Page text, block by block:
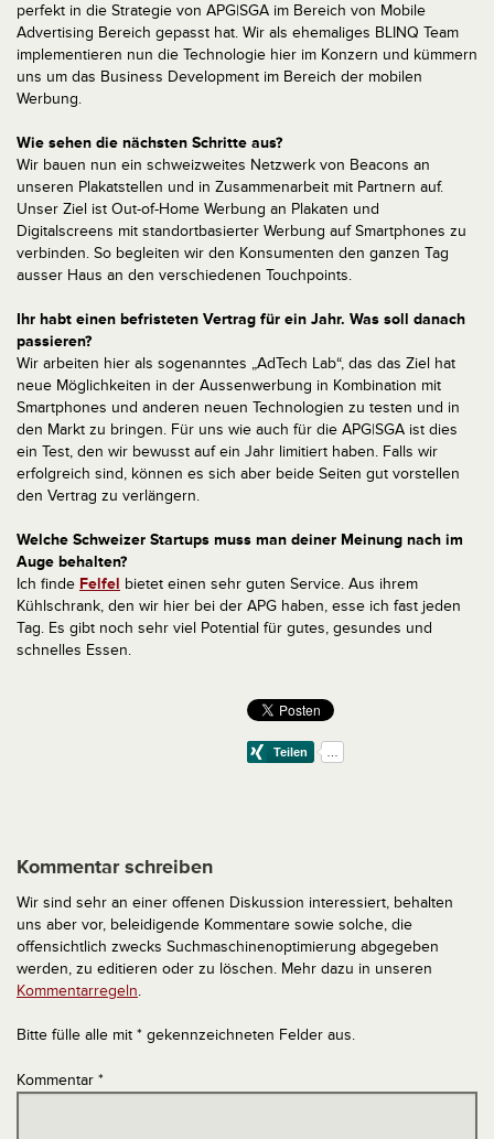
perfekt in die Strategie von APG|SGA im Bereich von Mobile
Advertising Bereich gepasst hat. Wir als ehemaliges BLINQ Team
implementieren nun die Technologie hier im Konzern und kümmern
uns um das Business Development im Bereich der mobilen
Werbung.
Wie sehen die nächsten Schritte aus?
Wir bauen nun ein schweizweites Netzwerk von Beacons an
unseren Plakatstellen und in Zusammenarbeit mit Partnern auf.
Unser Ziel ist Out-of-Home Werbung an Plakaten und
Digitalscreens mit standortbasierter Werbung auf Smartphones zu
verbinden. So begleiten wir den Konsumenten den ganzen Tag
ausser Haus an den verschiedenen Touchpoints.
Ihr habt einen befristeten Vertrag für ein Jahr. Was soll danach
passieren?
Wir arbeiten hier als sogenanntes „AdTech Lab“, das das Ziel hat
neue Möglichkeiten in der Aussenwerbung in Kombination mit
Smartphones und anderen neuen Technologien zu testen und in
den Markt zu bringen. Für uns wie auch für die APG|SGA ist dies
ein Test, den wir bewusst auf ein Jahr limitiert haben. Falls wir
erfolgreich sind, können es sich aber beide Seiten gut vorstellen
den Vertrag zu verlängern.
Welche Schweizer Startups muss man deiner Meinung nach im
Auge behalten?
Ich finde Felfel bietet einen sehr guten Service. Aus ihrem
Kühlschrank, den wir hier bei der APG haben, esse ich fast jeden
Tag. Es gibt noch sehr viel Potential für gutes, gesundes und
schnelles Essen.
Kommentar schreiben
Wir sind sehr an einer offenen Diskussion interessiert, behalten
uns aber vor, beleidigende Kommentare sowie solche, die
offensichtlich zwecks Suchmaschinenoptimierung abgegeben
werden, zu editieren oder zu löschen. Mehr dazu in unseren
Kommentarregeln.
Bitte fülle alle mit * gekennzeichneten Felder aus.
Kommentar *